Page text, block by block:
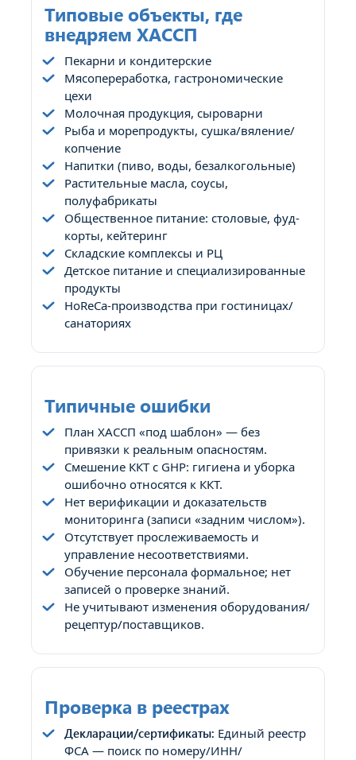
Типовые объекты, где
внедряем ХАССП
Пекарни и кондитерские
Мясопереработка, гастрономические
цехи
Молочная продукция, сыроварни
Рыба и морепродукты, сушка/вяление/
копчение
Напитки (пиво, воды, безалкогольные)
Растительные масла, соусы,
полуфабрикаты
Общественное питание: столовые, фуд-
корты, кейтеринг
Складские комплексы и РЦ
Детское питание и специализированные
продукты
HoReCa-производства при гостиницах/
санаториях
Типичные ошибки
План ХАССП «под шаблон» — без
привязки к реальным опасностям.
Смешение ККТ с GHP: гигиена и уборка
ошибочно относятся к ККТ.
Нет верификации и доказательств
мониторинга (записи «задним числом»).
Отсутствует прослеживаемость и
управление несоответствиями.
Обучение персонала формальное; нет
записей о проверке знаний.
Не учитывают изменения оборудования/
рецептур/поставщиков.
Проверка в реестрах
Декларации/сертификаты: Единый реестр
ФСА — поиск по номеру/ИНН/